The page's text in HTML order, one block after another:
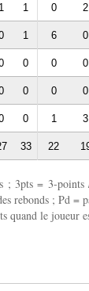
1 1 0 2
1 6 0
0 0 0
0 0 0
0 1 3
33 22
3pts = 3-points
; Pd =
le joueur